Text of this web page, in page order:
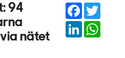
94
nätet
Facebook
LinkedIn